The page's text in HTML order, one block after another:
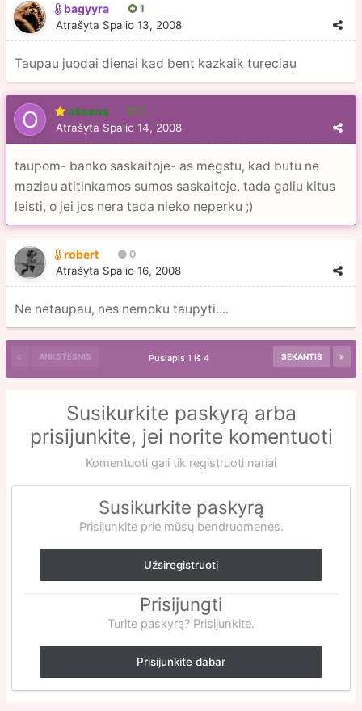
bagyyra 1
Atrašyta Spalio 13, 2008
Taupau juodai dienai kad bent kazkaik tureciau
oksana 2
Atrašyta Spalio 14, 2008
taupom- banko saskaitoje- as megstu, kad butu ne
maziau atitinkamos sumos saskaitoje, tada galiu kitus
leisti, o jei jos nera tada nieko neperku ;)
robert 0
Atrašyta Spalio 16, 2008
Ne netaupau, nes nemoku taupyti....
ANKSTESNIS SEKANTIS
Puslapis 1 iš 4
Susikurkite paskyrą arba
prisijunkite, jei norite komentuoti
Komentuoti gali tik registruoti nariai
Susikurkite paskyrą
Prisijunkite prie mūsų bendruomenės.
Užsiregistruoti
Prisijungti
Turite paskyrą? Prisijunkite.
Prisijunkite dabar